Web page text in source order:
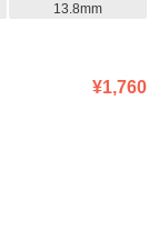
13.8mm
¥1,760